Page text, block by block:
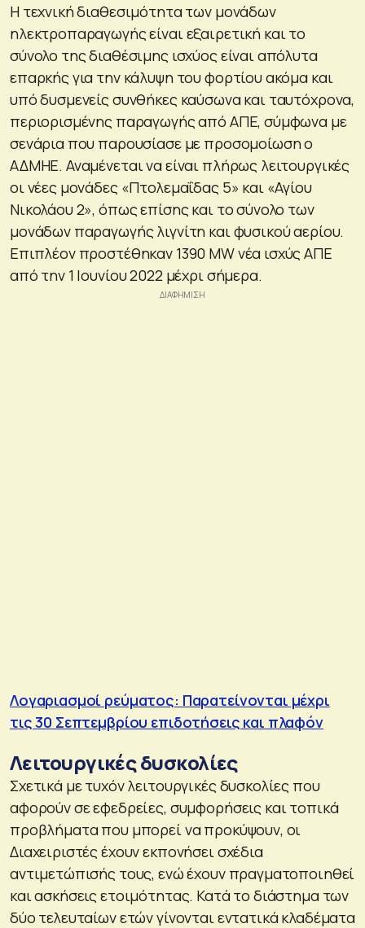
Η τεχνική διαθεσιμότητα των μονάδων
ηλεκτροπαραγωγής είναι εξαιρετική και το
σύνολο της διαθέσιμης ισχύος είναι απόλυτα
επαρκής για την κάλυψη του φορτίου ακόμα και
υπό δυσμενείς συνθήκες καύσωνα και ταυτόχρονα,
περιορισμένης παραγωγής από ΑΠΕ, σύμφωνα με
σενάρια που παρουσίασε με προσομοίωση ο
ΑΔΜΗΕ. Αναμένεται να είναι πλήρως λειτουργικές
οι νέες μονάδες «Πτολεμαΐδας 5» και «Αγίου
Νικολάου 2», όπως επίσης και το σύνολο των
μονάδων παραγωγής λιγνίτη και φυσικού αερίου.
Επιπλέον προστέθηκαν 1390 MW νέα ισχύς ΑΠΕ
από την 1 Ιουνίου 2022 μέχρι σήμερα.
Λογαριασμοί ρεύματος: Παρατείνονται μέχρι
τις 30 Σεπτεμβρίου επιδοτήσεις και πλαφόν
Λειτουργικές δυσκολίες
Σχετικά με τυχόν λειτουργικές δυσκολίες που
αφορούν σε εφεδρείες, συμφορήσεις και τοπικά
προβλήματα που μπορεί να προκύψουν, οι
Διαχειριστές έχουν εκπονήσει σχέδια
αντιμετώπισής τους, ενώ έχουν πραγματοποιηθεί
και ασκήσεις ετοιμότητας. Κατά το διάστημα των
δύο τελευταίων ετών γίνονται εντατικά κλαδέματα